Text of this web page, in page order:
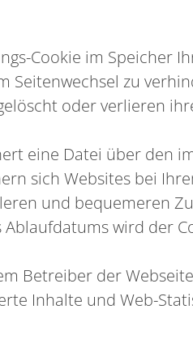
Cookie im Speicher
Seitenwechsel zu
oder verlieren
eine Datei über den
sich Websites bei
und bequemeren
wird der
Betreiber der
Inhalte und Web-